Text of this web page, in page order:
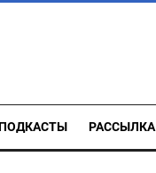
РАССЫЛКА